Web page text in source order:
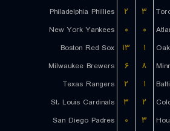
Philadelphia Phillies
۲ ۳
New York Yankees
۰ ۰
Boston Red Sox
۱۳ ۱
Milwaukee Brewers
۶ ۸
Texas Rangers
۲ ۱
St. Louis Cardinals
۳ ۲
San Diego Padres
۰ ۳